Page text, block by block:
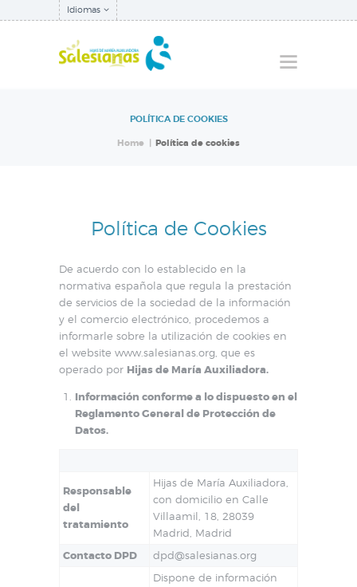
Idiomas
POLÍTICA DE COOKIES
Home Política de cookies
QUIÉNES SOMOS
QUÉ HACEMOS
Política de Cookies
De acuerdo con lo establecido en la
normativa española que regula la prestación
de servicios de la sociedad de la información
y el comercio electrónico, procedemos a
informarle sobre la utilización de cookies en
el website www.salesianas.org, que es
operado por Hijas de María Auxiliadora.
Información conforme a lo dispuesto en el
Reglamento General de Protección de
Datos.
Responsable
del
tratamiento
Hijas de María Auxiliadora,
con domicilio en Calle
Villaamil, 18, 28039
Madrid, Madrid
Contacto DPD dpd@salesianas.org
Dispone de información